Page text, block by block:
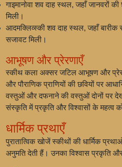
गाइमानोवा शव दाह स्थल, जहाँ जानवरों
मिली।
आदमक्लिव्स्की शव दाह स्थल, जहाँ बारीक
सजावट मिली।
आभूषण और प्रेरणाएँ
स्कीथ कला अक्सर जटिल आभूषण और
और पौराणिक प्राणियों की छवियों पर
वस्तुओं और दफनाने की वस्तुओं दोनों पर
संस्कृति में प्रकृति और विश्वासों के महत्व
धार्मिक प्रथाएँ
पुरातात्विक खोजें स्कीथों की धार्मिक
अनुमति देती हैं। उनका विश्वास प्रकृति